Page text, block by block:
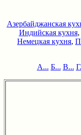
Азербайджанская
Индийская кухня,
Немецкая кухня,
А... Б... В...